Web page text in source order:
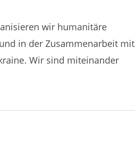
wir humanitäre
in der Zusammenarbeit mit
Wir sind miteinander